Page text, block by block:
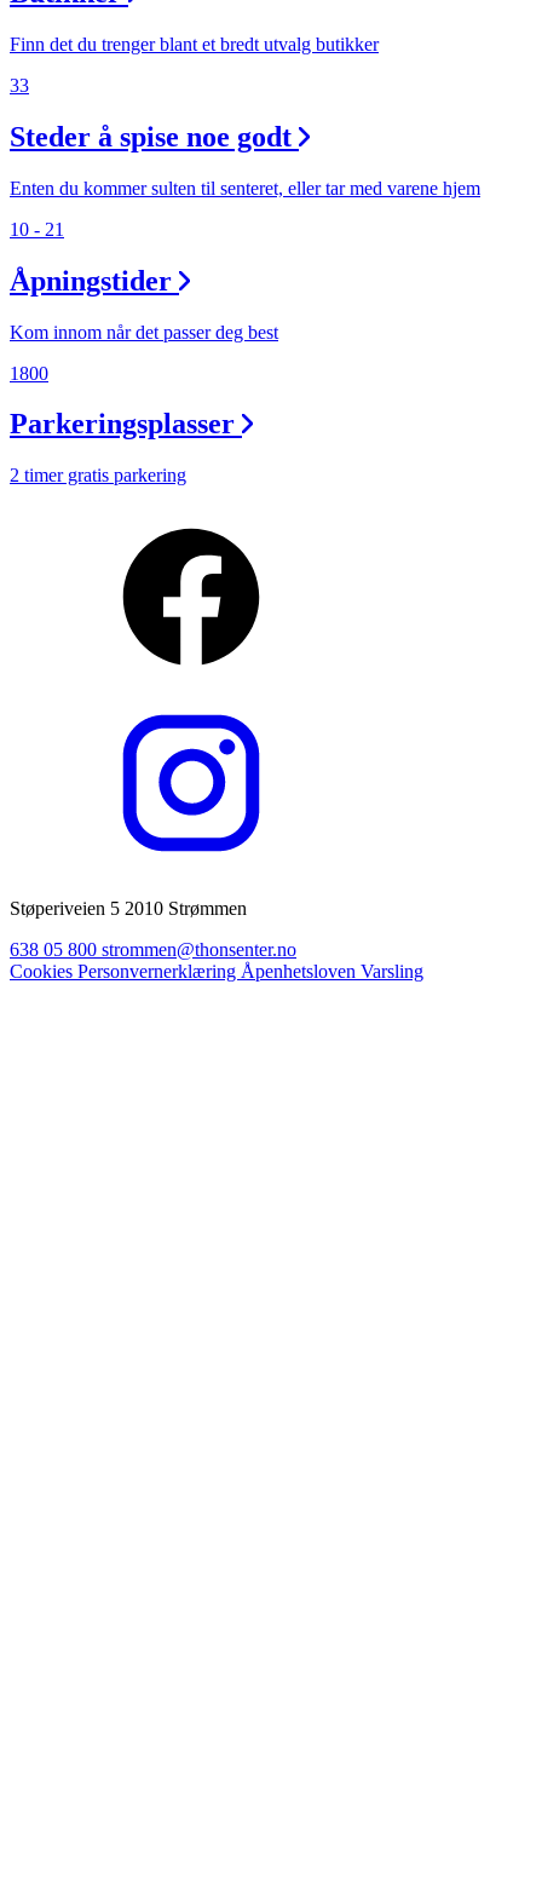
Finn det du trenger blant et bredt utvalg butikker
33
Steder å spise noe godt
Enten du kommer sulten til senteret, eller tar med varene hjem
10 - 21
Åpningstider
Kom innom når det passer deg best
1800
Parkeringsplasser
2 timer gratis parkering
Støperiveien 5 2010 Strømmen
638 05 800 strommen@thonsenter.no
Cookies Personvernerklæring Åpenhetsloven Varsling